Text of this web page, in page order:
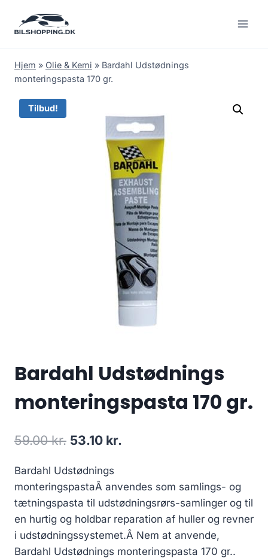
Hjem » Olie & Kemi » Bardahl Udstødnings
monteringspasta 170 gr.
Tilbud!
Bardahl Udstødnings
monteringspasta 170 gr.
59.00kr. Den
pris
var:
59.00 kr..
53.10 kr.
pris
er:
53.10 kr..
Bardahl Udstødnings
monteringspastaÂ anvendes som samlings- og
tætningspasta til udstødningsrørs-samlinger og til
en hurtig og holdbar reparation af huller og revner
i udstødningssystemet.Â Nem at anvende,
Bardahl Udstødnings monteringspasta 170 gr..